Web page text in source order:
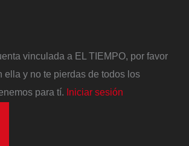
vinculada a EL TIEMPO, por favor
ella y no te pierdas de todos los
para tí. Iniciar sesión